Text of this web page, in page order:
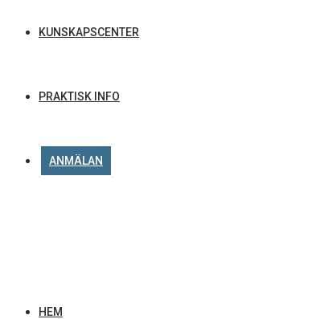
KUNSKAPSCENTER
PRAKTISK INFO
ANMÄLAN
HEM